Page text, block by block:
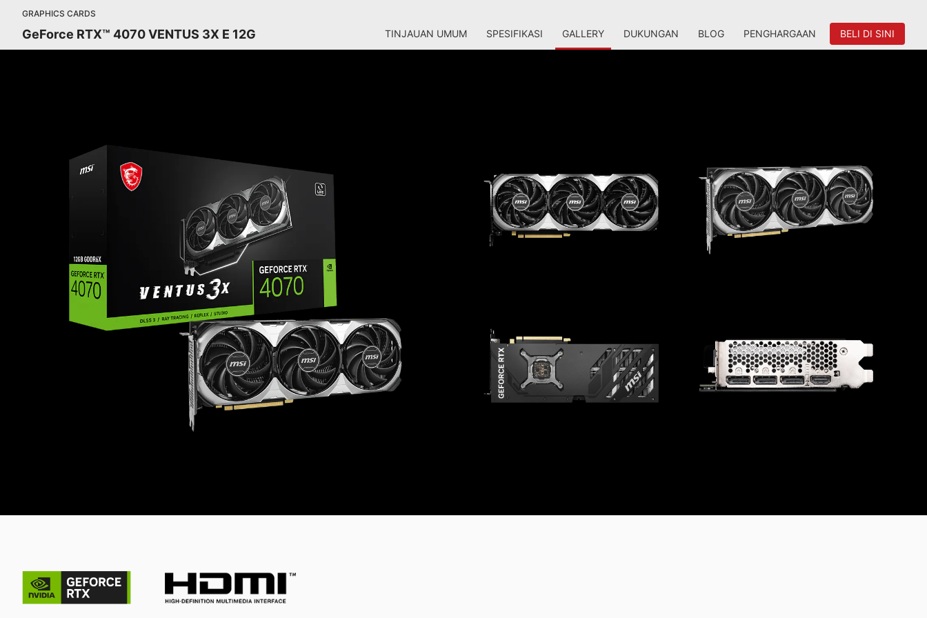
GRAPHICS CARDS
GeForce RTX™ 4070 VENTUS 3X E 12G TINJAUAN UMUM SPESIFIKASI GALLERY DUKUNGAN BLOG PENGHARGAAN BELI DI SINI